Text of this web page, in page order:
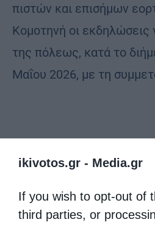
ikivotos.gr - Media.gr
If you wish to opt-out of
third parties, or
πιστών και επισήμων
Κομοτηνή οι εκδηλώσεις
της πόλεως, κατά το
Μαΐου 2026, με τη